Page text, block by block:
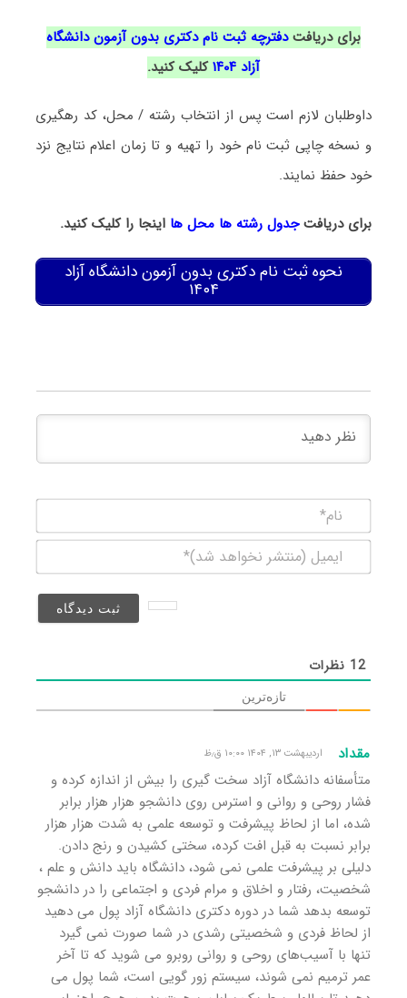
برای دریافتدفترچه ثبت نام دکتری بدون آزمون دانشگاه
آزاد ۱۴۰۴
کلیک کنید.
داوطلبان لازم است پس از انتخاب رشته / محل، کد رهگیری
و نسخه چاپی ثبت نام خود را تهیه و تا زمان اعلام نتایج نزد
خود حفظ نمایند.
برای دریافتجدول رشته ها محل ها اینجا را کلیک کنید.
نحوه ثبت نام دکتری بدون آزمون دانشگاه آزاد
۱۴۰۴
(منتشر
12 نظرات
تازه‌ترین
مقداد اردیبهشت ۱۳, ۱۴۰۴ ۱۰:۰۰ ق٫ظ
متأسفانه دانشگاه آزاد سخت گیری را بیش از اندازه کرده و
فشار روحی و روانی و استرس روی دانشجو هزار هزار برابر
شده، اما از لحاظ پیشرفت و توسعه علمی به شدت هزار هزار
برابر نسبت به قبل افت کرده، سختی کشیدن و رنج دادن.
دلیلی بر پیشرفت علمی نمی شود، دانشگاه باید دانش و علم ،
شخصیت، رفتار و اخلاق و مرام فردی و اجتماعی را در دانشجو
توسعه بدهد شما در دوره دکتری دانشگاه آزاد پول می دهید
از لحاظ فردی و شخصیتی رشدی در شما صورت نمی گیرد
تنها با آسیب‌های روحی و روانی روبرو می شوید که تا آخر
عمر ترمیم نمی شوند، سیستم زور گویی است، شما پول می